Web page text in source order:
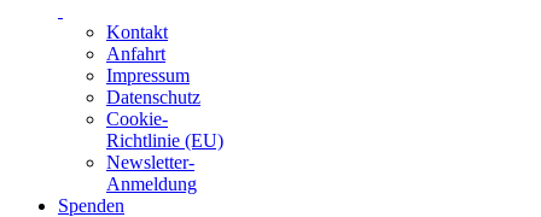
Kontakt
Anfahrt
Impressum
Datenschutz
Cookie-
Richtlinie (EU)
Newsletter-
Anmeldung
Spenden